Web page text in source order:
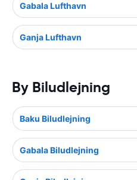
Gabala Lufthavn
Ganja Lufthavn
By Biludlejning
Baku Biludlejning
Gabala Biludlejning